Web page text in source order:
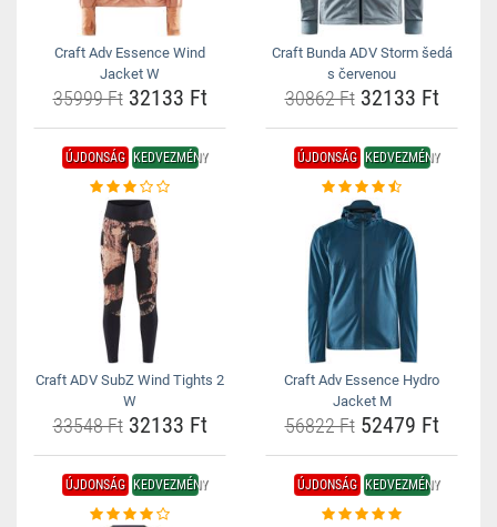
Craft Adv Essence Wind
Jacket W
35999 Ft32133 Ft
Craft Bunda ADV Storm šedá
s červenou
30862 Ft32133 Ft
ÚJDONSÁG KEDVEZMÉNY
Craft ADV SubZ Wind Tights 2
W
33548 Ft32133 Ft
ÚJDONSÁG KEDVEZMÉNY
Craft Adv Essence Hydro
Jacket M
56822 Ft52479 Ft
ÚJDONSÁG KEDVEZMÉNY ÚJDONSÁG KEDVEZMÉNY